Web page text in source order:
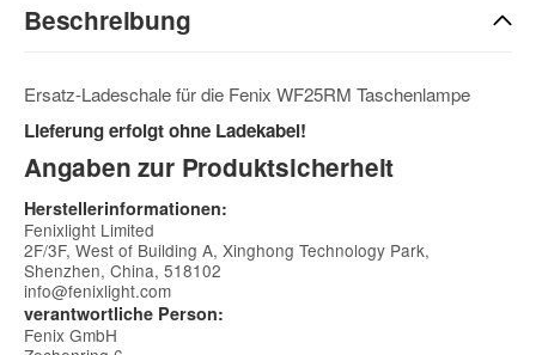
Beschreibung
Ersatz-Ladeschale für die Fenix WF25RM Taschenlampe
Lieferung erfolgt ohne Ladekabel!
Angaben zur Produktsicherheit
Herstellerinformationen:
Fenixlight Limited
2F/3F, West of Building A, Xinghong Technology Park,
Shenzhen, China, 518102
info@fenixlight.com
verantwortliche Person:
Fenix GmbH